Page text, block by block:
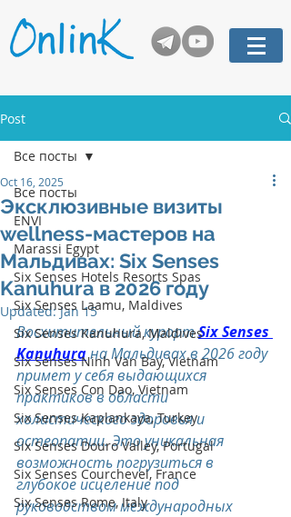
Post
Все посты
ENVI
Marassi Egypt
Six Senses Hotels Resorts Spas
Six Senses Laamu, Maldives
Six Senses Kanuhura, Maldives
Six Senses Ninh Van Bay, Vietnam
Six Senses Con Dao, Vietnam
Six Senses Kaplankaya, Turkey
Six Senses Douro Valley, Portugal
Six Senses Courchevel, France
Six Senses Rome, Italy
Все посты
Эксклюзивные визиты
wellness-мастеров на
Мальдивах: Six Senses
Kanuhura в 2026 году
Oct 16, 2025
Updated:Jan 15
Восхитительный курорт Six Senses
Kanuhura на Мальдивах в 2026 году
примет у себя выдающихся
практиков в области
холистического здоровья и
остеопатии. Это уникальная
возможность погрузиться в
глубокое исцеление под
руководством международных